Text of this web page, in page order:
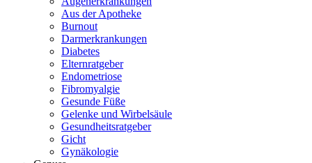
Aus der Apotheke
Burnout
Darmerkrankungen
Diabetes
Elternratgeber
Endometriose
Fibromyalgie
Gesunde Füße
Gelenke und Wirbelsäule
Gesundheitsratgeber
Gicht
Gynäkologie